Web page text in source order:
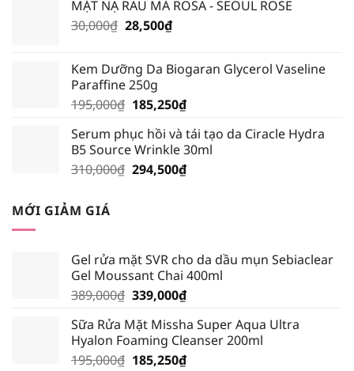
135,000₫.là:
MẶT NẠ RAU MÁ ROSA - SEOUL ROSE
30,000₫ Giá
30,000₫.
28,500₫Giá
là:
Kem Dưỡng Da Biogaran Glycerol Vaseline
Paraffine 250g
195,000₫ Giá
là:
195,000₫.
185,250₫Giá
tại
là:
185,250₫.
Serum phục hồi và tái tạo da Ciracle Hydra
B5 Source Wrinkle 30ml
310,000₫ Giá
294,500₫Giá
MỚI GIẢM GIÁ
Gel rửa mặt SVR cho da dầu mụn Sebiaclear
Gel Moussant Chai 400ml
389,000₫ Giá
là:
389,000₫.
339,000₫Giá
tại
là:
339,000₫.
Sữa Rửa Mặt Missha Super Aqua Ultra
Hyalon Foaming Cleanser 200ml
195,000₫ Giá
185,250₫Giá